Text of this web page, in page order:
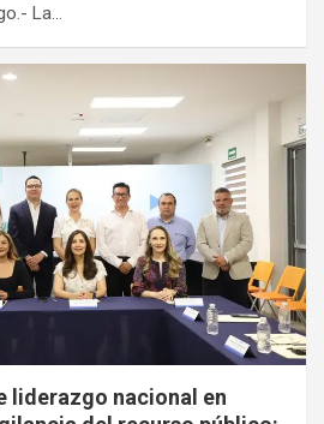
La…
liderazgo nacional en